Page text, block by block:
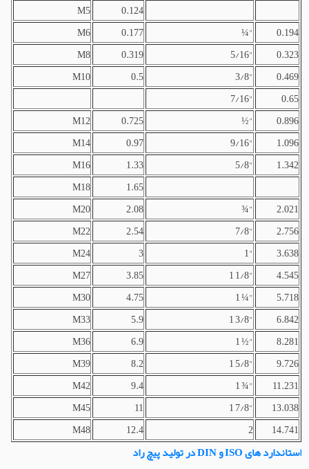
M5
0.124
M6
0.177 ¼"
0.194
M8
0.319 5/16"
0.323
M10
0.5 3/8"
0.469
7/16"
0.65
M12
0.725 ½"
0.896
M14
0.97 9/16"
1.096
M16
1.33 5/8"
1.342
M18
1.65
M20
2.08 ¾"
2.021
M22
2.54 7/8"
2.756
M24
3 1"
3.638
M27
3.85 1 1/8"
4.545
M30
4.75 1 ¼"
5.718
M33
5.9 1 3/8"
6.842
M36
6.9 1 ½"
8.281
M39
8.2 1 5/8"
9.726
M42
9.4 1 ¾"
11.231
M45
11 1 7/8"
13.038
M48
12.4 2 14.741
استاندارد های ISO و DIN در تولید پیچ راد